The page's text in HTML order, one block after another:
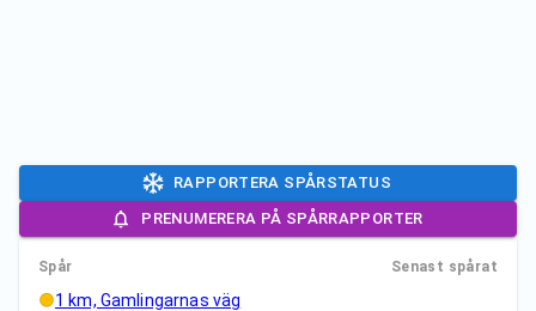
RAPPORTERA SPÅRSTATUS
PRENUMERERA PÅ SPÅRRAPPORTER
Spår Senast spårat
1 km, Gamlingarnas väg